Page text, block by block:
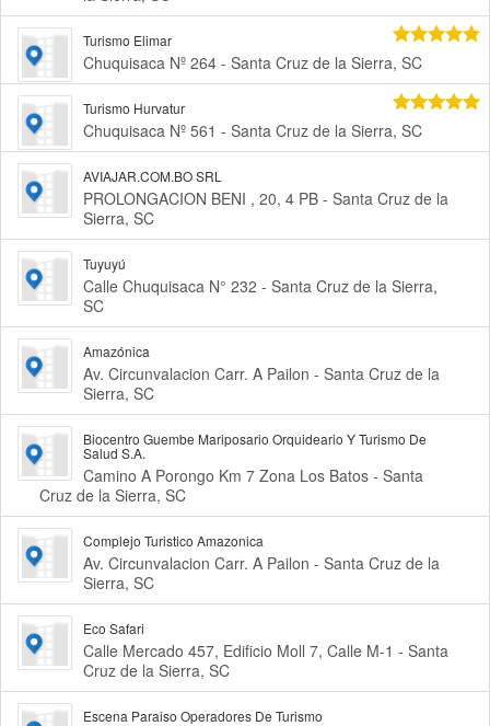
Turismo Elimar
Chuquisaca Nº 264 - Santa Cruz de la Sierra, SC
Turismo Hurvatur
Chuquisaca Nº 561 - Santa Cruz de la Sierra, SC
AVIAJAR.COM.BO SRL
PROLONGACION BENI , 20, 4 PB - Santa Cruz de la
Sierra, SC
Tuyuyú
Calle Chuquisaca N° 232 - Santa Cruz de la Sierra,
SC
Amazónica
Av. Circunvalacion Carr. A Pailon - Santa Cruz de la
Sierra, SC
Biocentro Guembe Mariposario Orquideario Y Turismo De
Salud S.A.
Camino A Porongo Km 7 Zona Los Batos - Santa
Cruz de la Sierra, SC
Complejo Turistico Amazonica
Av. Circunvalacion Carr. A Pailon - Santa Cruz de la
Sierra, SC
Eco Safari
Calle Mercado 457, Edificio Moll 7, Calle M-1 - Santa
Cruz de la Sierra, SC
Escena Paraiso Operadores De Turismo